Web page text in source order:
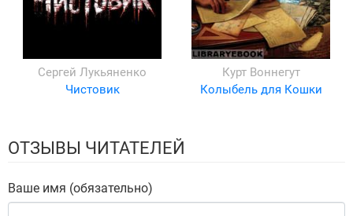
Сергей Лукьяненко
Чистовик
Курт Воннегут
Колыбель для Кошки
ОТЗЫВЫ ЧИТАТЕЛЕЙ
Ваше имя (обязательно)